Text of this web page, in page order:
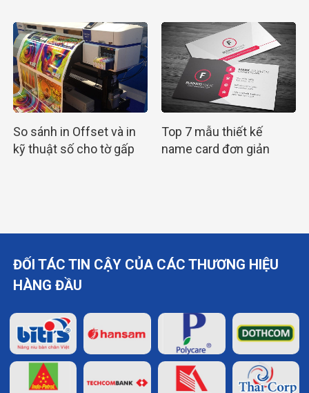
So sánh in Offset và in
kỹ thuật số cho tờ gấp
Top 7 mẫu thiết kế
name card đơn giản
ĐỐI TÁC TIN CẬY CỦA CÁC THƯƠNG HIỆU
HÀNG ĐẦU